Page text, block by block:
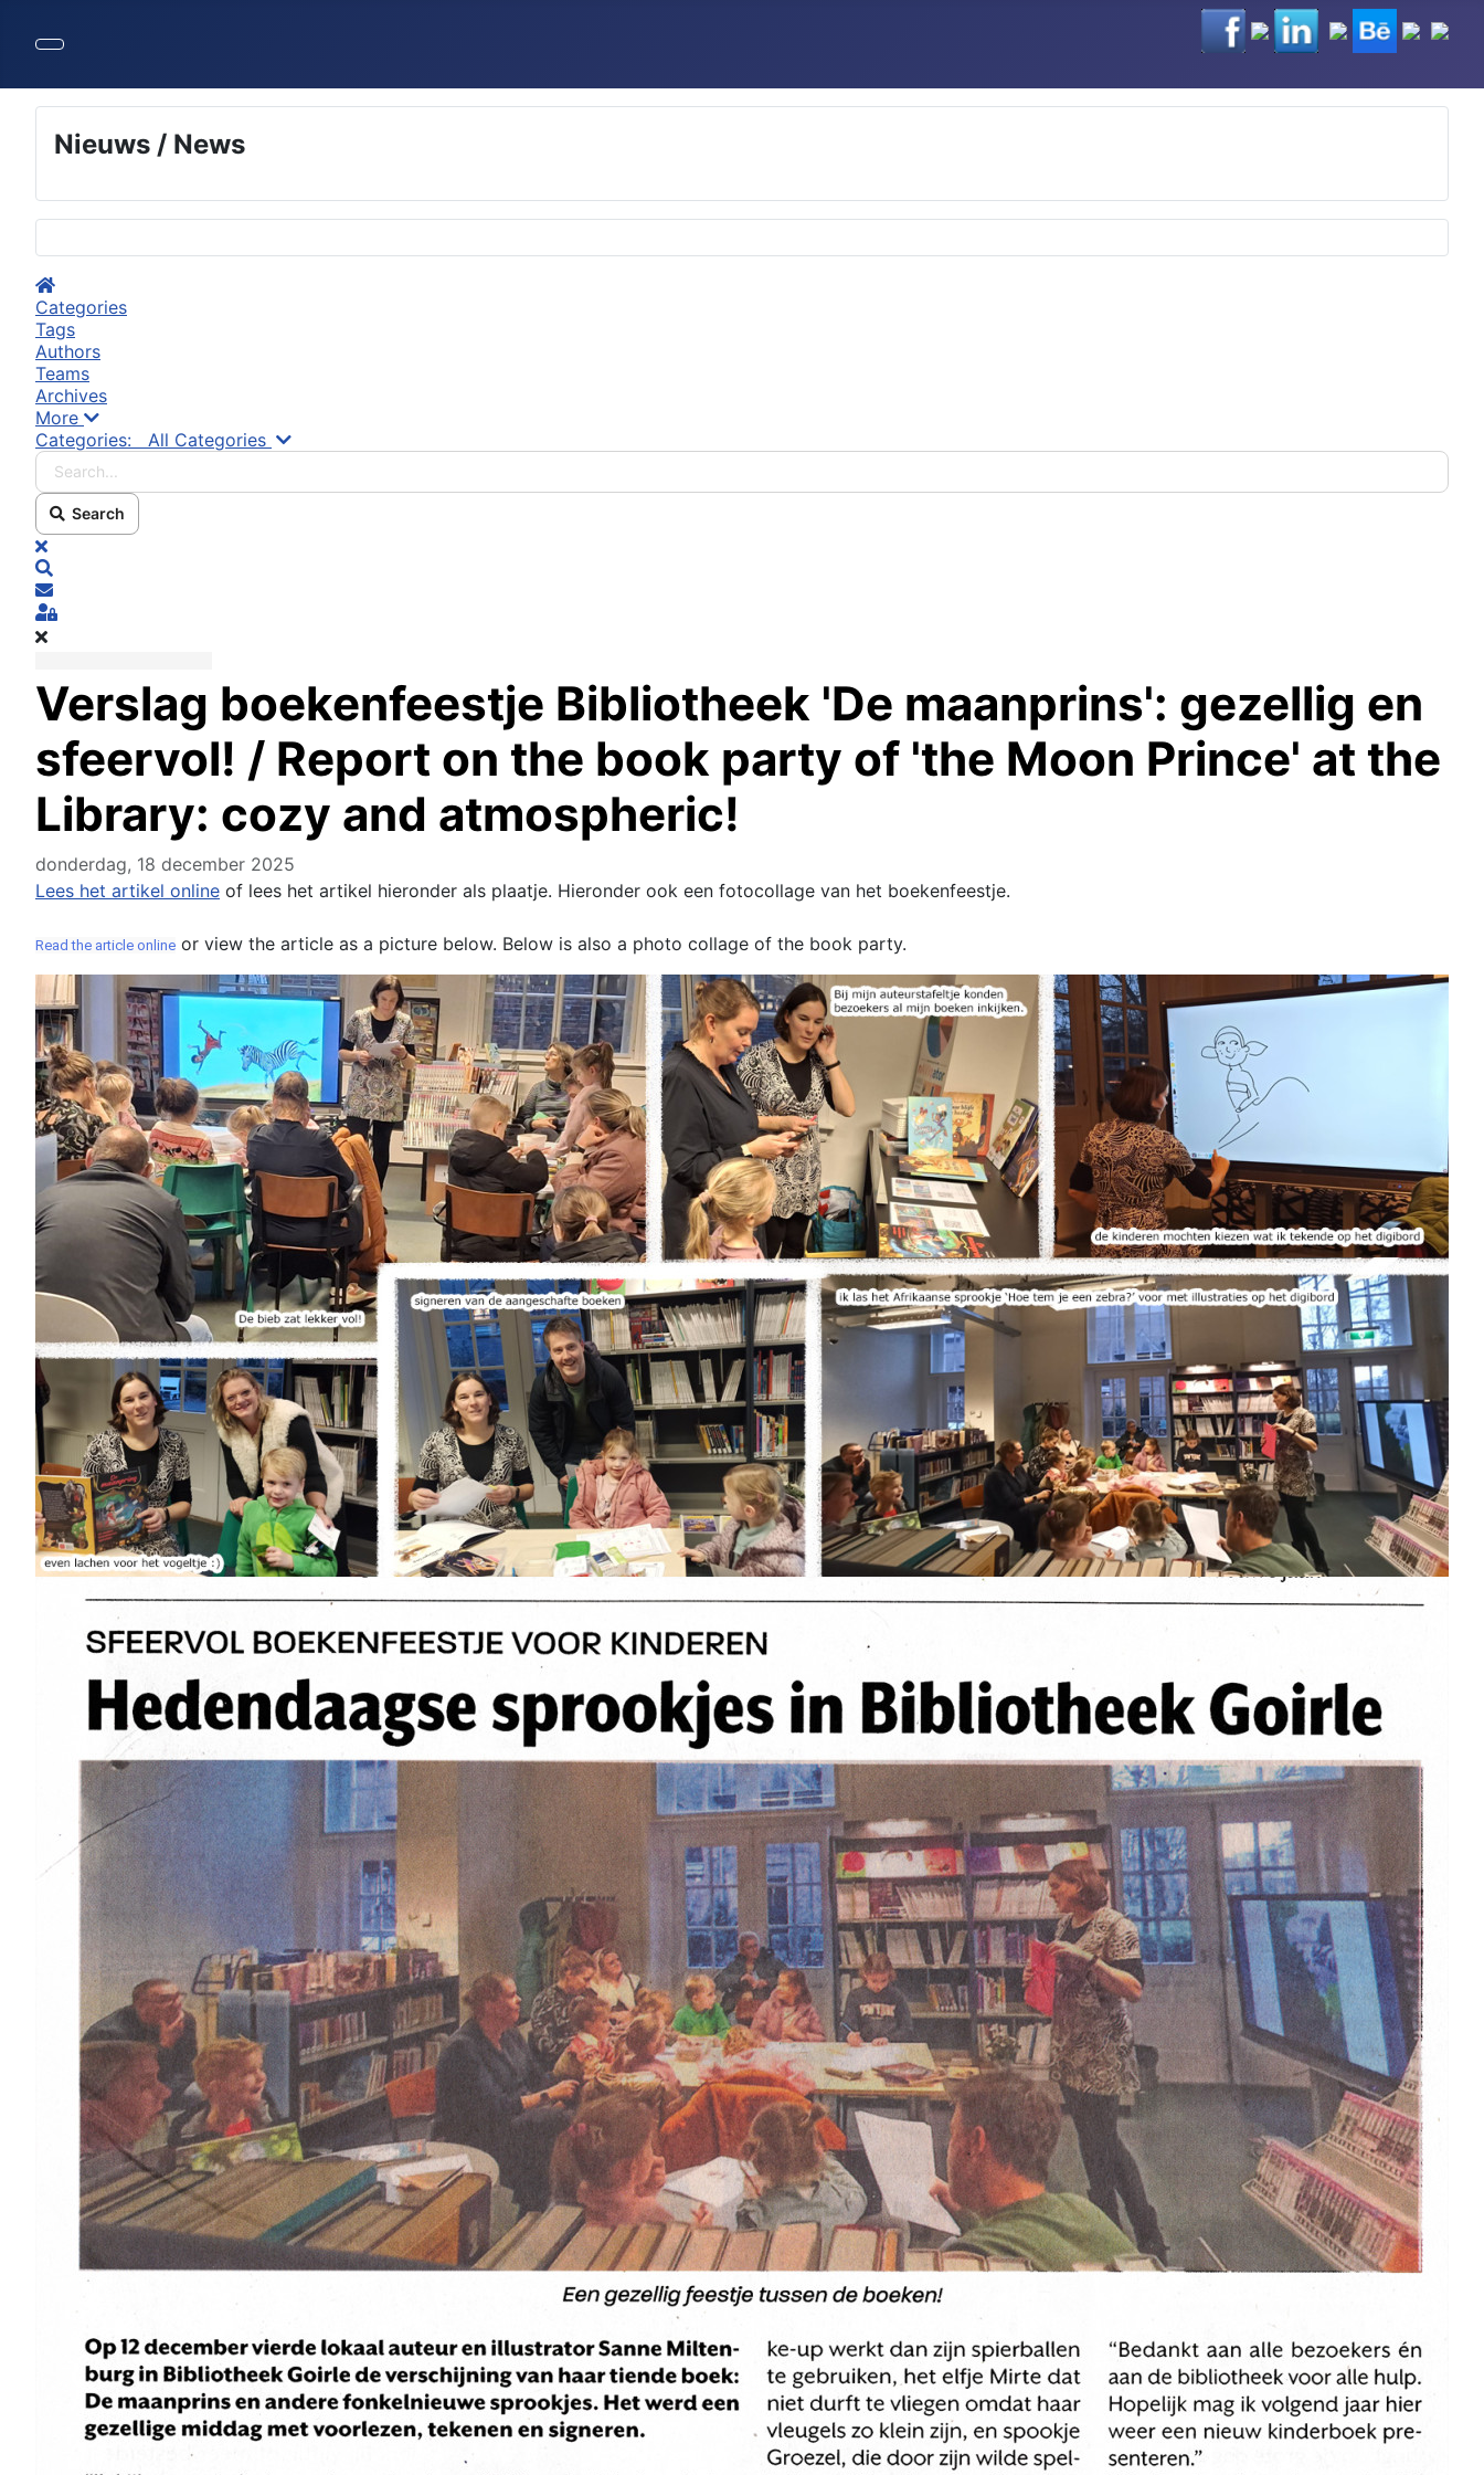
Nieuws / News
Selecteer de taal
Home
Categories
Tags
Authors
Teams
Archives
More
Categories:
All Categories Search...
Search
x
Subscribe to blog
Sign In
Verslag boekenfeestje Bibliotheek 'De maanprins': gezellig en
sfeervol! / Report on the book party of 'the Moon Prince' at the
Library: cozy and atmospheric!
donderdag, 18 december 2025
Lees het artikel online of lees het artikel hieronder als plaatje. Hieronder ook een fotocollage van het boekenfeestje.
Read the article online or view the article as a picture below. Below is also a photo collage of the book party.